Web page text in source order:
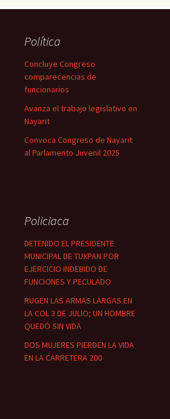
Política
Concluye Congreso
comparecencias de
funcionarios
Avanza el trabajo legislativo en
Nayarit
Convoca Congreso de Nayarit
al Parlamento Juvenil 2025
Policiaca
DETENIDO EL PRESIDENTE
MUNICIPAL DE TUXPAN POR
EJERCICIO INDEBIDO DE
FUNCIONES Y PECULADO
RUGEN LAS ARMAS LARGAS EN
LA COL 3 DE JULIO; UN HOMBRE
QUEDÓ SIN VIDA
DOS MUJERES PIERDEN LA VIDA
EN LA CARRETERA 200